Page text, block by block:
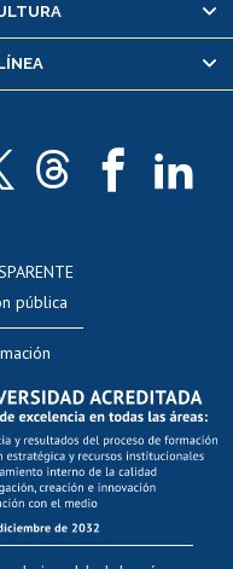
dental
alumnos
os
pública